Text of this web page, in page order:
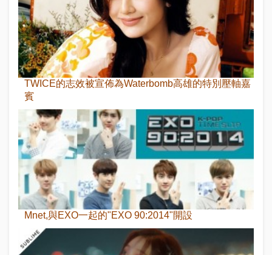
TWICE的志效被宣佈為Waterbomb高雄的特別壓軸嘉
賓
Mnet,與EXO一起的"EXO 90:2014"開設